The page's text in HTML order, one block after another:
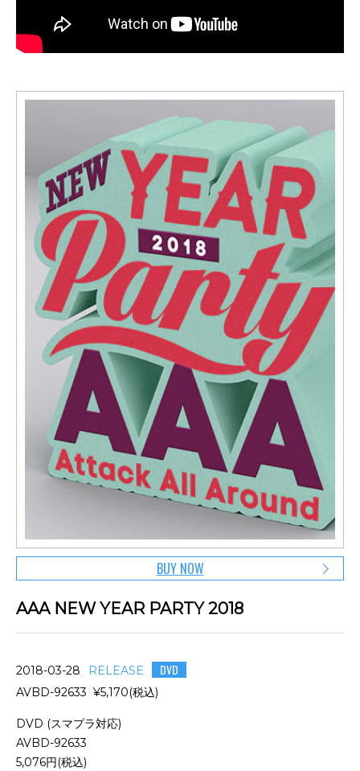
BUY NOW
AAA NEW YEAR PARTY 2018
2018-03-28 RELEASE DVD
AVBD-92633 ¥5,170(税込)
DVD (スマプラ対応)
AVBD-92633
5,076円(税込)